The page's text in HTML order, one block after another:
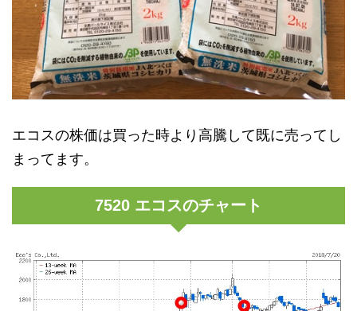
エコスの株価は買った時より高騰して既に売ってし
まってます。
7520 エコスのチャート